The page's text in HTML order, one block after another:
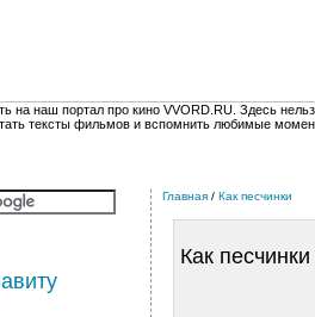
на наш портал про кино VVORD.RU. Здесь
тексты фильмов и вспомнить любимые
Главная / Как песчинки
Как песчинки